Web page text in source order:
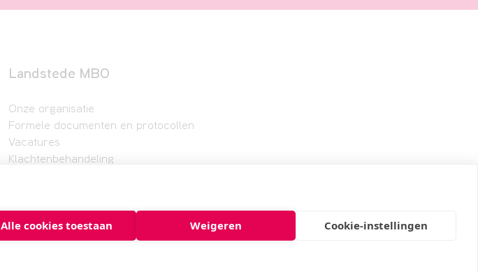
Alle cookies toestaan Weigeren Cookie-instellingen
Landstede MBO
Onze organisatie
Formele documenten en protocollen
Vacatures
Klachtenbehandeling